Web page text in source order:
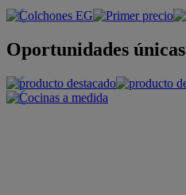
Oportunidades únicas